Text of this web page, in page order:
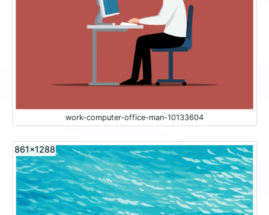
work-computer-office-man-10133604
861x1288